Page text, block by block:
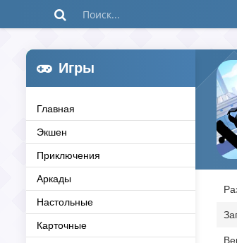
Игры
Главная
Экшен
Приключения
Аркады
Настольные
Карточные